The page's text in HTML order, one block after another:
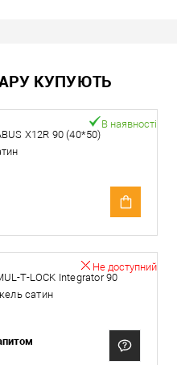
КУПУЮТЬ
X12R 90 (40*50)
В наявності
T-LOCK Integrator 90
сатин
Не доступний